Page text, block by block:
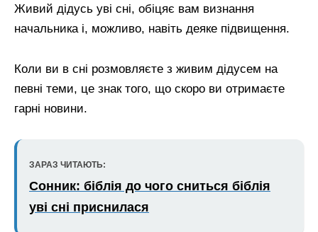
Живий дідусь уві сні, обіцяє вам визнання
начальника і, можливо, навіть деяке підвищення.
Коли ви в сні розмовляєте з живим дідусем на
певні теми, це знак того, що скоро ви отримаєте
гарні новини.
ЗАРАЗ ЧИТАЮТЬ:
Сонник: біблія до чого сниться біблія
уві сні приснилася